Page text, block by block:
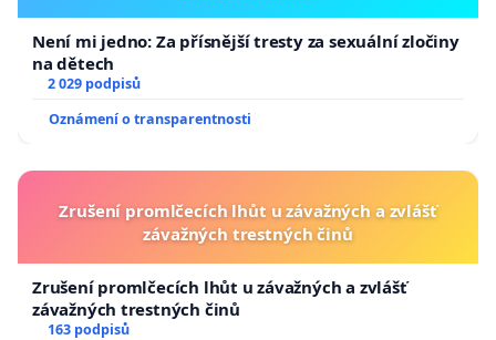
Není mi jedno: Za přísnější tresty za sexuální zločiny
na dětech
2 029 podpisů
Oznámení o transparentnosti
Zrušení promlčecích lhůt u závažných a zvlášť
závažných trestných činů
Zrušení promlčecích lhůt u závažných a zvlášť
závažných trestných činů
163 podpisů